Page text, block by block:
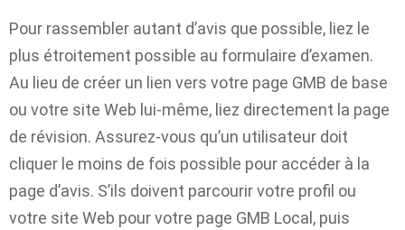
Pour rassembler autant d’avis que possible, liez le
plus étroitement possible au formulaire d’examen.
Au lieu de créer un lien vers votre page GMB de base
ou votre site Web lui-même, liez directement la page
de révision. Assurez-vous qu’un utilisateur doit
cliquer le moins de fois possible pour accéder à la
page d’avis. S’ils doivent parcourir votre profil ou
votre site Web pour votre page GMB Local, puis